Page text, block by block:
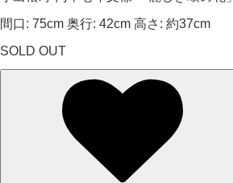
間口: 75cm 奥行: 42cm 高さ: 約37cm
SOLD OUT